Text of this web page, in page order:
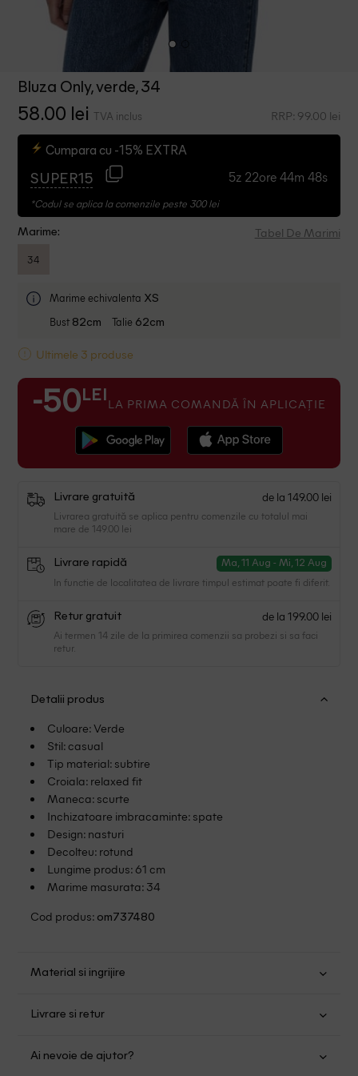
Bluza Only, verde, 34
58.00 lei TVA inclus RRP: 99.00 lei
Cumpara cu -15% EXTRA
SUPER15 5z 22ore 44m 47s
*Codul se aplica la comenzile peste 300 lei
Marime: Tabel De Marimi
34
Marime echivalenta XS
Bust 82cm Talie 62cm
Ultimele 3 produse
-50 LEI LA PRIMA COMANDĂ ÎN APLICAȚIE
Livrare gratuită de la 149.00 lei
Livrarea gratuită se aplica pentru comenzile cu totalul mai
mare de 149.00 lei
Livrare rapidă Ma, 11 Aug - Mi, 12 Aug
In functie de localitatea de livrare timpul estimat poate fi diferit.
Retur gratuit de la 199.00 lei
Ai termen 14 zile de la primirea comenzii sa probezi si sa faci
retur.
Detalii produs
Culoare: Verde
Stil: casual
Tip material: subtire
Croiala: relaxed fit
Maneca: scurte
Inchizatoare imbracaminte: spate
Design: nasturi
Decolteu: rotund
Lungime produs: 61 cm
Marime masurata: 34
Cod produs: om737480
Material si ingrijire
Nu folositi inalbitor
Nu uscati in uscator
Livrare si retur
mare de 149.00 lei.
Ai nevoie de ajutor?